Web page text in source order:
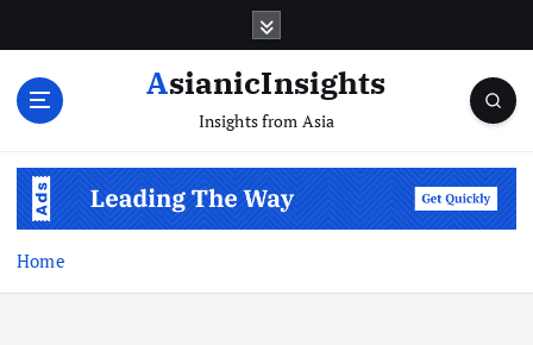
AsianicInsights
Insights from Asia
Home